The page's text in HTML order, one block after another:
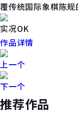
覆传统国际象棋陈规
实况OK
作品详情
上一个
下一个
推荐作品